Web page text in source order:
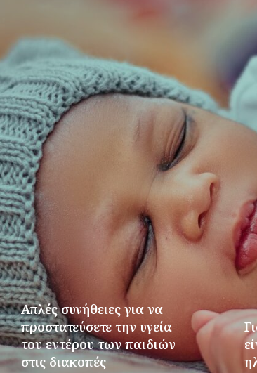
Απλές συνήθειες για να
προστατεύσετε την υγεία
του εντέρου των παιδιών
στις διακοπές